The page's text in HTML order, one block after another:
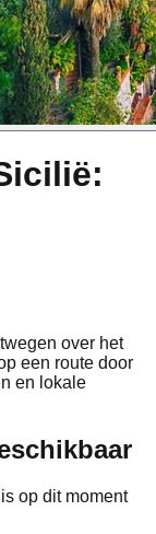
over het
een route door
en lokale
op dit moment